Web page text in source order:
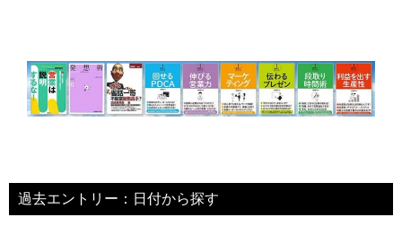
過去エントリー：日付から探す